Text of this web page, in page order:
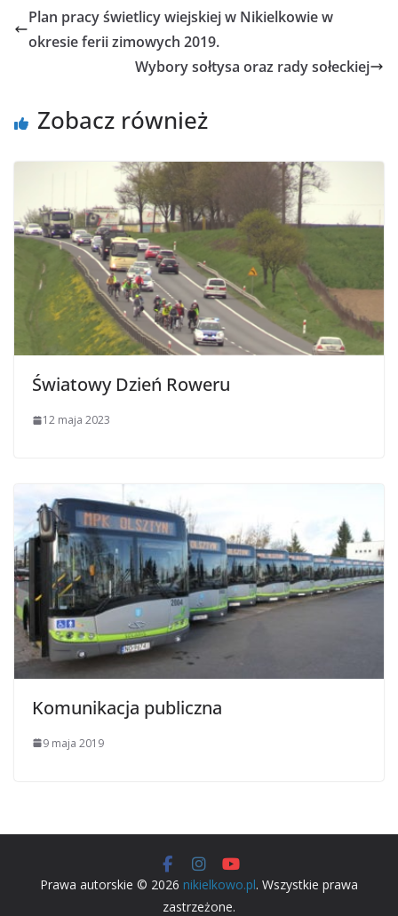
Plan pracy świetlicy wiejskiej w Nikielkowie w
okresie ferii zimowych 2019.
Wybory sołtysa oraz rady sołeckiej
Zobacz również
Światowy Dzień Roweru
12 maja 2023
Komunikacja publiczna
9 maja 2019
Prawa autorskie © 2026 nikielkowo.pl. Wszystkie prawa
zastrzeżone.